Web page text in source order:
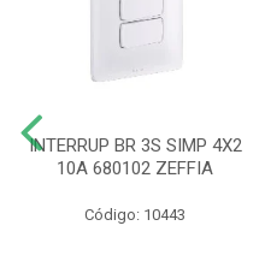
INTERRUP BR 3S SIMP 4X2
10A 680102 ZEFFIA
Código: 10443